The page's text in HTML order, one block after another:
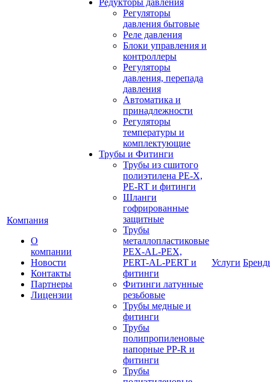
Компания
О
компании
Новости
Контакты
Партнеры
Лицензии
Редукторы давления
Регуляторы
давления бытовые
Реле давления
Блоки управления и
контроллеры
Регуляторы
давления, перепада
давления
Автоматика и
принадлежности
Регуляторы
температуры и
комплектующие
Трубы и Фитинги
Трубы из сшитого
полиэтилена PE-X,
PE-RT и фитинги
Шланги
гофрированные
защитные
Трубы
металлопластиковые
PEX-AL-PEX,
PERT-AL-PERT и
фитинги
Фитинги латунные
резьбовые
Трубы медные и
фитинги
Трубы
полипропиленовые
напорные PP-R и
фитинги
Трубы
Услуги